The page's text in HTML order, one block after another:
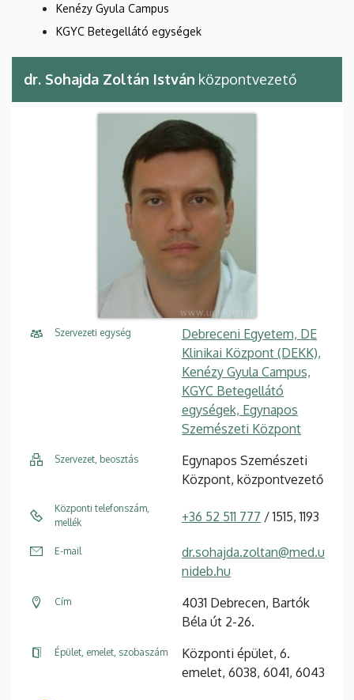
Kenézy Gyula Campus
KGYC Betegellátó egységek
dr. Sohajda Zoltán István központvezető
Szervezeti egység
Debreceni Egyetem, DE
Klinikai Központ (DEKK),
Kenézy Gyula Campus,
KGYC Betegellátó
egységek, Egynapos
Szemészeti Központ
Szervezet, beosztás
Egynapos Szemészeti
Központ, központvezető
Központi telefonszám,
mellék
+36 52 511 777 / 1515, 1193
E-mail
dr.sohajda.zoltan@med.u
nideb.hu
Cím
4031 Debrecen, Bartók
Béla út 2-26.
Épület, emelet, szobaszám
Központi épület, 6.
emelet, 6038, 6041, 6043